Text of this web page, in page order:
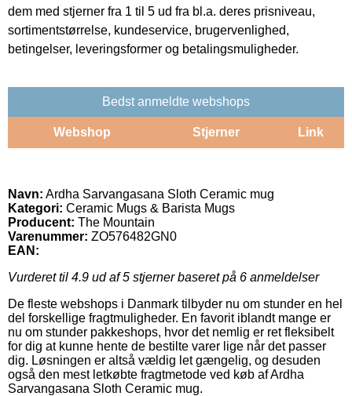
dem med stjerner fra 1 til 5 ud fra bl.a. deres prisniveau,
sortimentstørrelse, kundeservice, brugervenlighed,
betingelser, leveringsformer og betalingsmuligheder.
Bedst anmeldte webshops
Webshop Stjerner Link
Navn: Ardha Sarvangasana Sloth Ceramic mug
Kategori: Ceramic Mugs & Barista Mugs
Producent: The Mountain
Varenummer: ZO576482GN0
EAN:
Vurderet til 4.9 ud af 5 stjerner baseret på 6 anmeldelser
De fleste webshops i Danmark tilbyder nu om stunder en hel
del forskellige fragtmuligheder. En favorit iblandt mange er
nu om stunder pakkeshops, hvor det nemlig er ret fleksibelt
for dig at kunne hente de bestilte varer lige når det passer
dig. Løsningen er altså vældig let gængelig, og desuden
også den mest letkøbte fragtmetode ved køb af Ardha
Sarvangasana Sloth Ceramic mug.